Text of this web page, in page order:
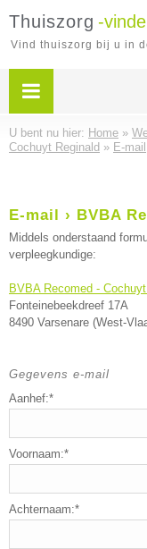
Thuiszorg -
Vind thuiszorg bij u in
U bent nu hier: Home »
Cochuyt Reginald » E-mail
E-mail › BVBA
Middels onderstaand
verpleegkundige:
BVBA Recomed -
Fonteinebeekdreef 17A
8490 Varsenare (West-
Gegevens e-mail
Aanhef:*
Voornaam:*
Achternaam:*